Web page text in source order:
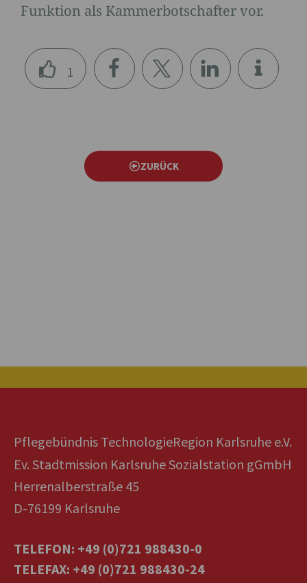
Funktion als Kammerbotschafter vor.
1
ZURÜCK
Pflegebündnis TechnologieRegion Karlsruhe e.V.
Ev. Stadtmission Karlsruhe Sozialstation gGmbH
Herrenalberstraße 45
D-76199 Karlsruhe
TELEFON: +49 (0)721 988430-0
TELEFAX: +49 (0)721 988430-24